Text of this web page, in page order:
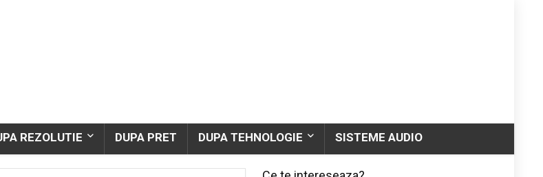
REZOLUTIE DUPA PRET DUPA TEHNOLOGIE SISTEME AUDIO